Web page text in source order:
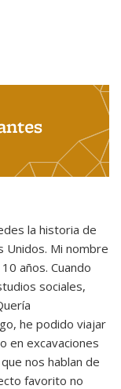
la historia de
Unidos. Mi nombre
años. Cuando
sociales,
he podido viajar
en excavaciones
nos hablan de
favorito no